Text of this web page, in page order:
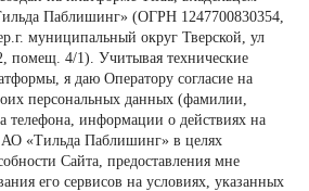
Паблишинг» (ОГРН 1247700830354,
муниципальный округ Тверской, ул
помещ. 4/1). Учитывая технические
я даю Оператору согласие на
персональных данных (фамилии,
телефона, информации о действиях на
«Тильда Паблишинг» в целях
Сайта, предоставления мне
его сервисов на условиях, указанных